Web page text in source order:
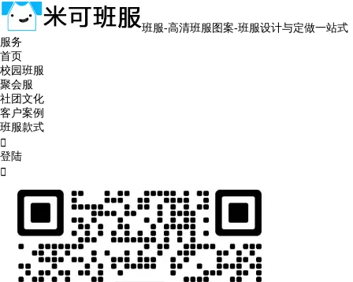
班服-高清班服图案-班服设计与定做一站式
服务
首页
校园班服
聚会服
社团文化
客户案例
班服款式

登陆
